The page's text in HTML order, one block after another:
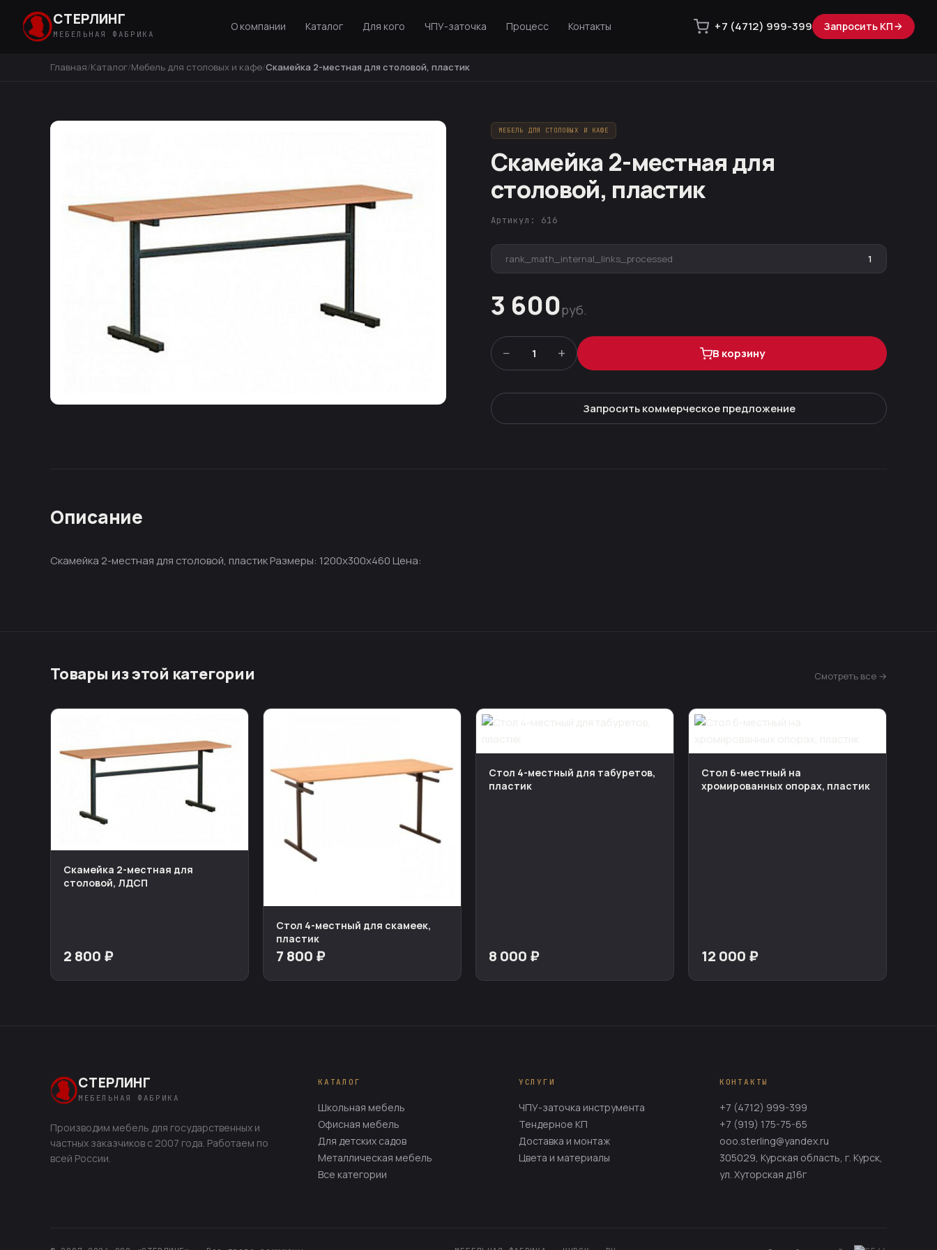
СТЕРЛИНГ
МЕБЕЛЬНАЯ ФАБРИКА
О компании Каталог Для кого ЧПУ-заточка Процесс Контакты +7 (4712) 999-399 Запросить КП
Главная Каталог Мебель для столовых и кафе Скамейка 2-местная для столовой, пластик
МЕБЕЛЬ ДЛЯ СТОЛОВЫХ И КАФЕ
Скамейка 2-местная для
столовой, пластик
Артикул: 616
rank_math_internal_links_processed 1
3 600руб.
− 1 + В корзину
Запросить коммерческое предложение
Описание
Скамейка 2-местная для столовой, пластик Размеры: 1200х300х460 Цена:
Товары из этой категории Смотреть все →
Скамейка 2-местная для
столовой, ЛДСП
2 800 ₽
Стол 4-местный для скамеек,
пластик
7 800 ₽
Стол 4-местный для табуретов,
пластик
8 000 ₽
Стол 6-местный на
хромированных опорах, пластик
12 000 ₽
СТЕРЛИНГ
МЕБЕЛЬНАЯ ФАБРИКА
Производим мебель для государственных и
частных заказчиков с 2007 года. Работаем по
всей России.
КАТАЛОГ
Школьная мебель
Офисная мебель
Для детских садов
Металлическая мебель
Все категории
УСЛУГИ
ЧПУ-заточка инструмента
Тендерное КП
Доставка и монтаж
Цвета и материалы
КОНТАКТЫ
+7 (4712) 999-399
+7 (919) 175-75-65
ooo.sterling@yandex.ru
305029, Курская область, г. Курск,
ул. Хуторская д.16г